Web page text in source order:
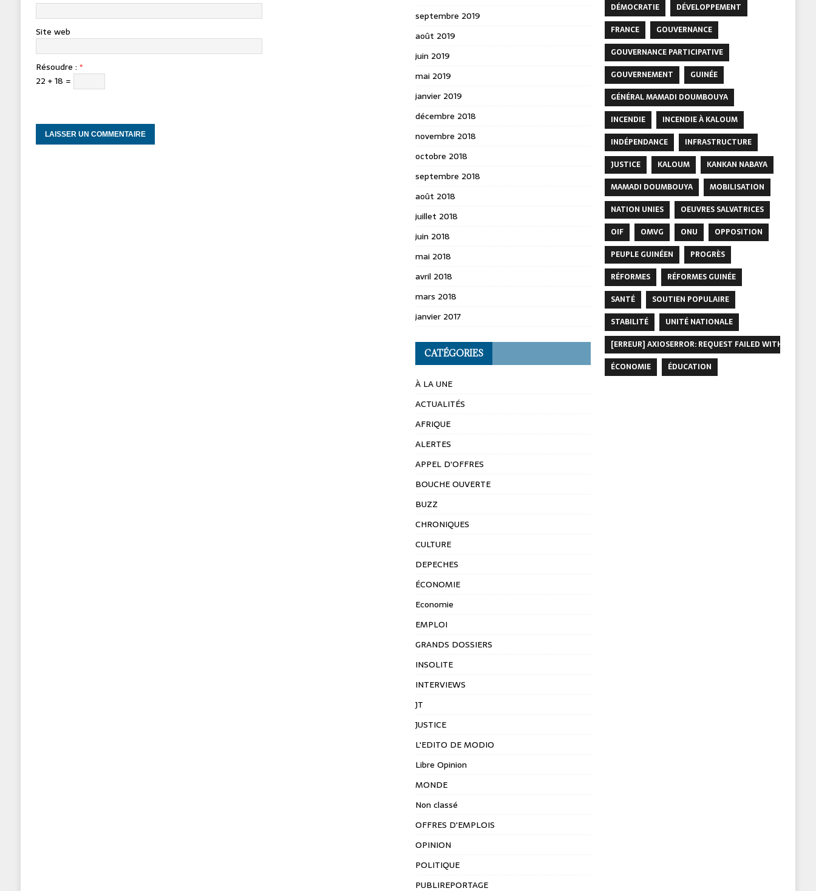
Site web
Résoudre : *
22 + 18 =
septembre 2019
août 2019
juin 2019
mai 2019
janvier 2019
décembre 2018
novembre 2018
octobre 2018
septembre 2018
août 2018
juillet 2018
juin 2018
mai 2018
avril 2018
mars 2018
janvier 2017
CATÉGORIES
À LA UNE
ACTUALITÉS
AFRIQUE
ALERTES
APPEL D'OFFRES
BOUCHE OUVERTE
BUZZ
CHRONIQUES
CULTURE
DEPECHES
ÉCONOMIE
Economie
EMPLOI
GRANDS DOSSIERS
INSOLITE
INTERVIEWS
JT
JUSTICE
L'EDITO DE MODIO
Libre Opinion
MONDE
Non classé
OFFRES D'EMPLOIS
OPINION
POLITIQUE
PUBLIREPORTAGE
DÉMOCRATIE
DÉVELOPPEMENT
FRANCE
GOUVERNANCE
GOUVERNANCE PARTICIPATIVE
GOUVERNEMENT
GUINÉE
GÉNÉRAL MAMADI DOUMBOUYA
INCENDIE
INCENDIE À KALOUM
INDÉPENDANCE
INFRASTRUCTURE
JUSTICE
KALOUM
KANKAN NABAYA
MAMADI DOUMBOUYA
MOBILISATION
NATION UNIES
OEUVRES SALVATRICES
OIF
OMVG ONU
OPPOSITION
PEUPLE GUINÉEN
PROGRÈS
RÉFORMES
RÉFORMES GUINÉE
SANTÉ
SOUTIEN POPULAIRE
STABILITÉ
UNITÉ NATIONALE
[ERREUR] AXIOSERROR: REQUEST FAILED WITH
ÉCONOMIE
ÉDUCATION